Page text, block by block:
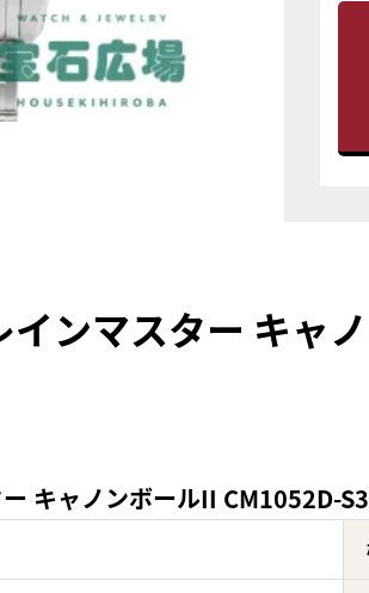
インマスター キャ
キャノンボールII CM1052D-